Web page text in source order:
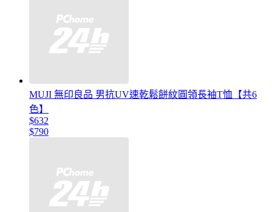
MUJI 無印良品 男抗UV速乾鬆餅紋圓領長袖T恤【共6
色】
$632
$790